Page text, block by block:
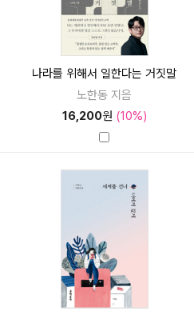
나라를 위해서 일한다는 거짓말
노한동 지음
16,200원 (10%)